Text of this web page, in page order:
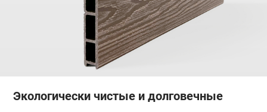
Экологически чистые и долговечные